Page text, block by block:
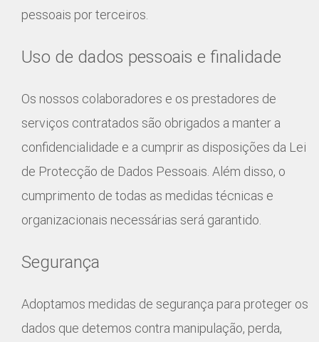
pessoais por terceiros.
Uso de dados pessoais e finalidade
Os nossos colaboradores e os prestadores de
serviços contratados são obrigados a manter a
confidencialidade e a cumprir as disposições da Lei
de Protecção de Dados Pessoais. Além disso, o
cumprimento de todas as medidas técnicas e
organizacionais necessárias será garantido.
Segurança
Adoptamos medidas de segurança para proteger os
dados que detemos contra manipulação, perda,